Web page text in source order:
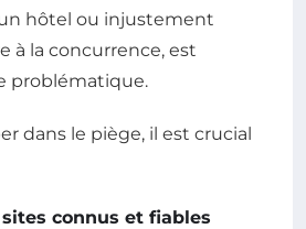
hôtel ou injustement
à la concurrence, est
problématique.
dans le piège, il est crucial
connus et fiables